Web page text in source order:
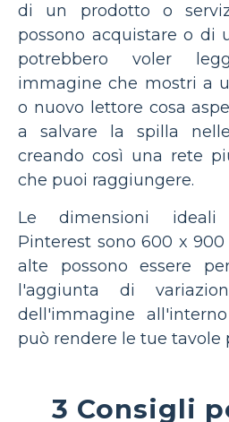
di un prodotto o
possono acquistare o di
potrebbero voler
immagine che mostri a
o nuovo lettore cosa
a salvare la spilla
creando così una rete
che puoi raggiungere.
Le dimensioni ideali
Pinterest sono 600 x
alte possono essere
l'aggiunta di
dell'immagine
può rendere le tue tavole
3 Consigli